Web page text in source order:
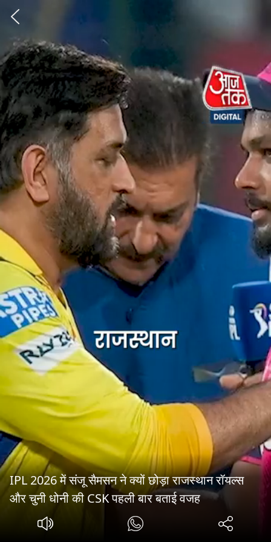
IPL 2026 में संजू सैमसन ने क्यों छोड़ा राजस्थान रॉयल्स
और चुनी धोनी की CSK पहली बार बताई वजह